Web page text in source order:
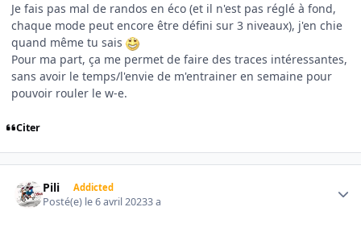
Je fais pas mal de randos en éco (et il n'est pas réglé à fond,
chaque mode peut encore être défini sur 3 niveaux), j'en chie
quand même tu sais
Pour ma part, ça me permet de faire des traces intéressantes,
sans avoir le temps/l'envie de m'entrainer en semaine pour
pouvoir rouler le w-e.
Citer
Pili Addicted
Posté(e) le 6 avril 20233 a